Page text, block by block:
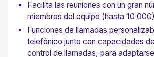
Facilita las reuniones con un gran
miembros del equipo (hasta 10
Funciones de llamadas
telefónico junto con capacidades
control de llamadas, para